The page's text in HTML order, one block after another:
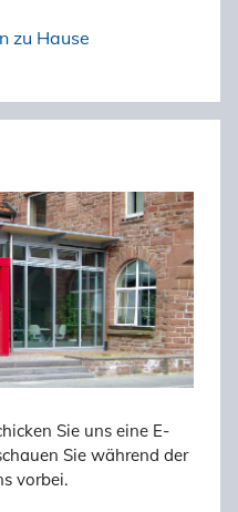
zu Hause
Sie uns eine E-
Sie während der
vorbei.